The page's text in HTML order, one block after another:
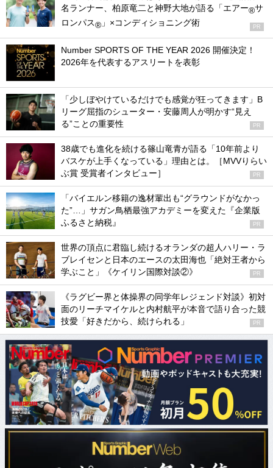
名ランナー、柏原竜二と神野大地が語る「エアー®サ
ロンパス® 」×コンディショニング術 PR
Number SPORTS OF THE YEAR 2026 開催決定！
2026年を代表するアスリートを表彰
「少しぼやけているだけでも感覚が狂ってきます」B
リーグ屈指のシューター・安藤周人が明かす“見え
る”ことの重要性
PR
38歳でも進化を続ける篠山竜青が語る「10年前より
バスケが上手くなっている」理由とは。［MVVりらい
ぶ賞 受賞者インタビュー］
PR
「バイエルン移籍の逸材輩出も“グラウンドがなかっ
た”…」サガン鳥栖最強アカデミーを変えた『企業版
ふるさと納税』
PR
世界の頂点に君臨し続けるオランダの超人ハリー・ラ
ブレイセンと日本のエースの太田海也「絶対王者から
学ぶこと」《ケイリン国際対談②》
PR
《ラグビー界と体操界の同学年レジェンド対談》初対
面のリーチマイケルと内村航平が本音で語り合った競
技愛「好きだから、続けられる」
PR